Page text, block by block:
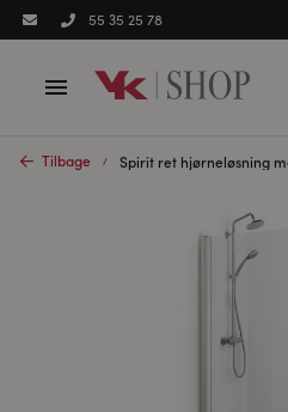
55 35 25 78
Tilbage Spirit ret hjørneløsning